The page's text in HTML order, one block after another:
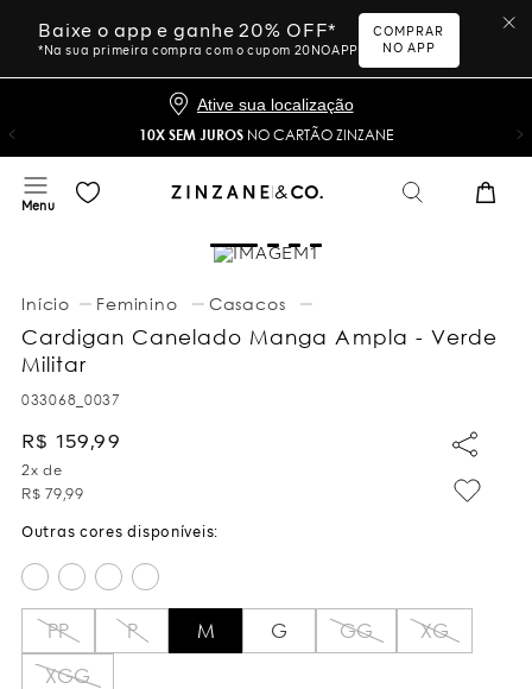
Baixe o app e ganhe 20% OFF*
*Na sua primeira compra com o cupom 20NOAPP
COMPRAR
NO APP
Ative sua localização
10X SEM JUROS NO CARTÃO ZINZANE
Feminino Casacos
Cardigan Canelado Manga Ampla - Verde
Militar
033068_0037
R$ 159,99
2x de
R$ 79,99
PP P M G GG
XG
XGG